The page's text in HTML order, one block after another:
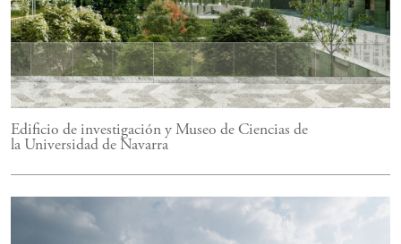
Edificio de investigación y Museo de Ciencias de
la Universidad de Navarra